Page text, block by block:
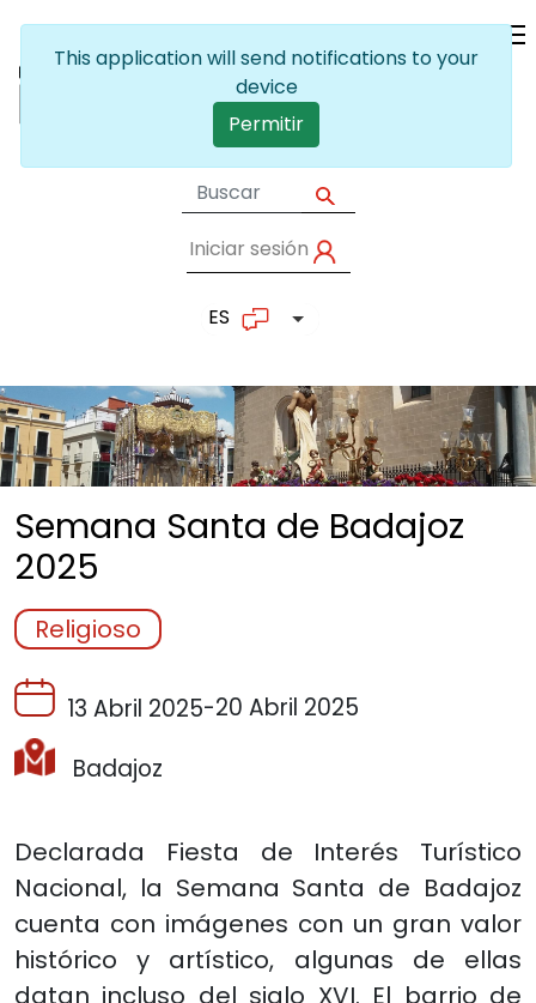
User account
Iniciar sesión
ES Lista adicional de
Semana Santa de Badajoz
2025
Religioso
13 Abril 2025-20 Abril 2025
Badajoz
Declarada Fiesta de Interés Turístico
Nacional, la Semana Santa de Badajoz
cuenta con imágenes con un gran valor
histórico y artístico, algunas de ellas
datan incluso del siglo XVI. El barrio de
This application will send notifications to your
device
Permitir